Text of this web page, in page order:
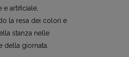
e artificiale,
la resa dei colori e
stanza nelle
della giornata.